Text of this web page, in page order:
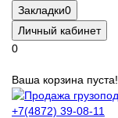
Закладки0
Личный кабинет
0
Ваша корзина пуста!
+7(4872) 39-08-11